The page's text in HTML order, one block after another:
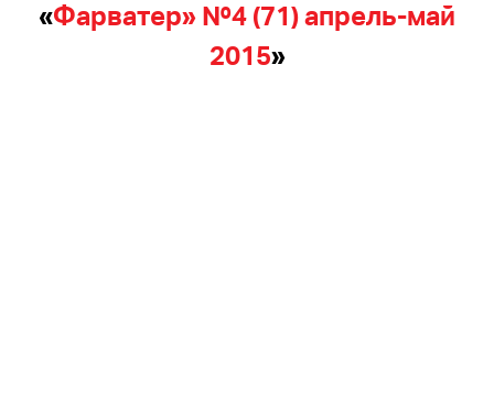
«Фарватер» №4 (71) апрель-май
2015»